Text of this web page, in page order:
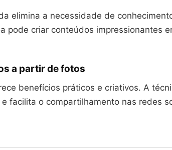
elimina a necessidade de
pode criar conteúdos impressionantes
a partir de fotos
benefícios práticos e criativos. A
facilita o compartilhamento nas redes